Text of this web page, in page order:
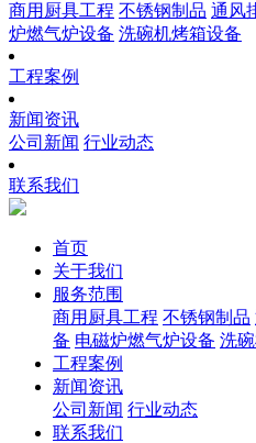
商用厨具工程 不锈钢制品 通风
炉燃气炉设备 洗碗机烤箱设备
工程案例
新闻资讯
公司新闻 行业动态
联系我们
首页
关于我们
服务范围
商用厨具工程 不锈钢制品
备 电磁炉燃气炉设备 洗
工程案例
新闻资讯
公司新闻 行业动态
联系我们